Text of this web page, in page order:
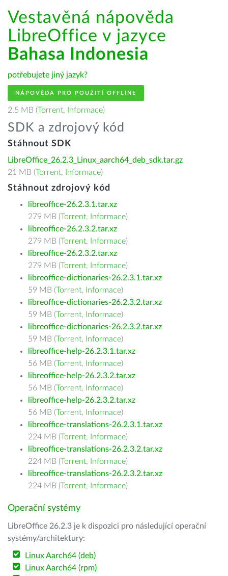
Vestavěná nápověda
LibreOffice v jazyce
Bahasa Indonesia
potřebujete jiný jazyk?
NÁPOVĚDA PRO POUŽITÍ OFFLINE
2.5 MB (Torrent, Informace)
SDK a zdrojový kód
Stáhnout SDK
LibreOffice_26.2.3_Linux_aarch64_deb_sdk.tar.gz
21 MB (Torrent, Informace)
Stáhnout zdrojový kód
libreoffice-26.2.3.1.tar.xz
279 MB (Torrent, Informace)
libreoffice-26.2.3.2.tar.xz
279 MB (Torrent, Informace)
libreoffice-26.2.3.2.tar.xz
279 MB (Torrent, Informace)
libreoffice-dictionaries-26.2.3.1.tar.xz
59 MB (Torrent, Informace)
libreoffice-dictionaries-26.2.3.2.tar.xz
59 MB (Torrent, Informace)
libreoffice-dictionaries-26.2.3.2.tar.xz
59 MB (Torrent, Informace)
libreoffice-help-26.2.3.1.tar.xz
56 MB (Torrent, Informace)
libreoffice-help-26.2.3.2.tar.xz
56 MB (Torrent, Informace)
libreoffice-help-26.2.3.2.tar.xz
56 MB (Torrent, Informace)
libreoffice-translations-26.2.3.1.tar.xz
224 MB (Torrent, Informace)
libreoffice-translations-26.2.3.2.tar.xz
224 MB (Torrent, Informace)
libreoffice-translations-26.2.3.2.tar.xz
224 MB (Torrent, Informace)
Operační systémy
LibreOffice 26.2.3 je k dispozici pro následující operační
systémy/architektury:
Linux Aarch64 (deb)
Linux Aarch64 (rpm)